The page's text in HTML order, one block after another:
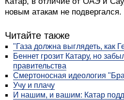
новым атакам не подвергался.
Читайте также
"Газа должна выглядеть, как
Беннет грозит Катару, но
правительства
Смертоносная идеология
Учу и плачу
И нашим, и вашим: Катар